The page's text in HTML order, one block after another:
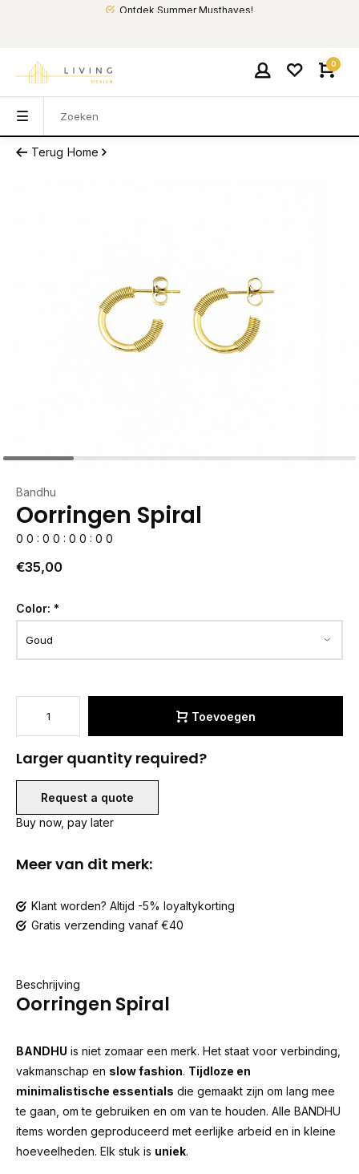
Ontdek Summer Musthaves!
0
Terug Home
Bandhu
Oorringen Spiral
0 0 : 0 0 : 0 0 : 0 0
€35,00
Color: *
Toevoegen
Larger quantity required?
Request a quote
Buy now, pay later
Meer van dit merk:
Klant worden? Altijd -5% loyaltykorting
Gratis verzending vanaf €40
Beschrijving
Oorringen Spiral
BANDHU is niet zomaar een merk. Het staat voor verbinding,
vakmanschap en slow fashion. Tijdloze en
minimalistische essentials die gemaakt zijn om lang mee
te gaan, om te gebruiken en om van te houden. Alle BANDHU
items worden geproduceerd met eerlijke arbeid en in kleine
hoeveelheden. Elk stuk is uniek.